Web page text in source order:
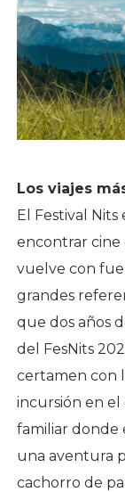
Los viajes
El Festival
encontrar cine
vuelve con
grandes
que dos años
del FesNits
certamen con
incursión en el
familiar donde
una aventura
cachorro de